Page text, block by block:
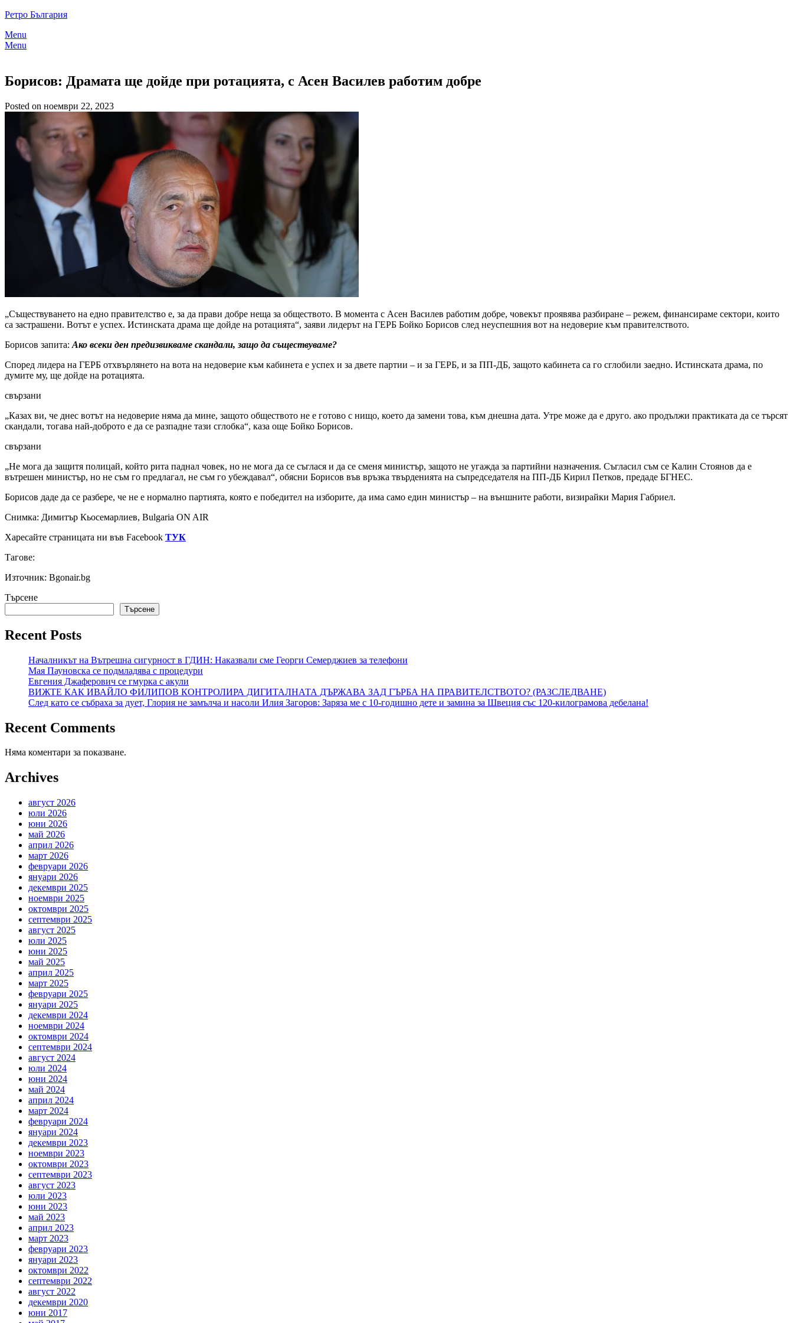
Skip
content
Ретро България
Menu
Menu
Борисов: Драмата ще дойде при ротацията, с Асен Василев работим добре
Posted on ноември 22, 2023
„Съществуването на едно правителство е, за да прави добре неща за обществото. В момента с Асен Василев работим добре, човекът проявява разбиране – режем, финансираме сектори, които
са застрашени. Вотът е успех. Истинската драма ще дойде на ротацията“, заяви лидерът на ГЕРБ Бойко Борисов след неуспешния вот на недовeрие към правителството.
Борисов запита: Ако всеки ден предизвикваме скандали, защо да съществуваме?
Според лидера на ГЕРБ отхвърлянето на вота на недоверие към кабинета е успех и за двете партии – и за ГЕРБ, и за ПП-ДБ, защото кабинета са го сглобили заедно. Истинската драма, по
думите му, ще дойде на ротацията.
свързани
„Казах ви, че днес вотът на недоверие няма да мине, защото обществото не е готово с нищо, което да замени това, към днешна дата. Утре може да е друго. ако продължи практиката да се търсят
скандали, тогава най-доброто е да се разпадне тази сглобка“, каза още Бойко Борисов.
свързани
„Не мога да защитя полицай, който рита паднал човек, но не мога да се съглася и да се сменя министър, защото не угажда за партийни назначения. Съгласил съм се Калин Стоянов да е
вътрешен министър, но не съм го предлагал, не съм го убеждавал“, обясни Борисов във връзка твърденията на съпредседателя на ПП-ДБ Кирил Петков, предаде БГНЕС.
Борисов даде да се разбере, че не е нормално партията, която е победител на изборите, да има само един министър – на външните работи, визирайки Мария Габриел.
Снимка: Димитър Кьосемарлиев, Bulgaria ON AIR
Харесайте страницата ни във Facebook ТУК
Тагове:
Източник: Bgonair.bg
Търсене
Търсене
Recent Posts
Началникът на Вътрешна сигурност в ГДИН: Наказвали сме Георги Семерджиев за телефони
Мая Пауновска се подмладява с процедури
Евгения Джаферович се гмурка с акули
ВИЖТЕ КАК ИВАЙЛО ФИЛИПОВ КОНТРОЛИРА ДИГИТАЛНАТА ДЪРЖАВА ЗАД ГЪРБА НА ПРАВИТЕЛСТВОТО? (РАЗСЛЕДВАНЕ)
След като се събраха за дует, Глория не замълча и насоли Илия Загоров: Заряза ме с 10-годишно дете и замина за Швеция със 120-килограмова дебелана!
Recent Comments
Няма коментари за показване.
Archives
август 2026
юли 2026
юни 2026
май 2026
април 2026
март 2026
февруари 2026
януари 2026
декември 2025
ноември 2025
октомври 2025
септември 2025
август 2025
юли 2025
юни 2025
май 2025
април 2025
март 2025
февруари 2025
януари 2025
декември 2024
ноември 2024
октомври 2024
септември 2024
август 2024
юли 2024
юни 2024
май 2024
април 2024
март 2024
февруари 2024
януари 2024
декември 2023
ноември 2023
октомври 2023
септември 2023
август 2023
юли 2023
юни 2023
май 2023
април 2023
март 2023
февруари 2023
януари 2023
октомври 2022
септември 2022
август 2022
декември 2020
юни 2017